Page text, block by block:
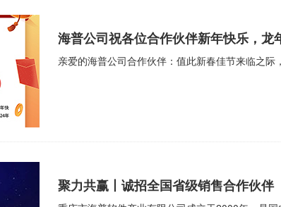
海普公司祝各位合作伙伴新年快乐，龙
亲爱的海普公司合作伙伴：值此新春佳节来临之
聚力共赢丨诚招全国省级销售合作伙伴